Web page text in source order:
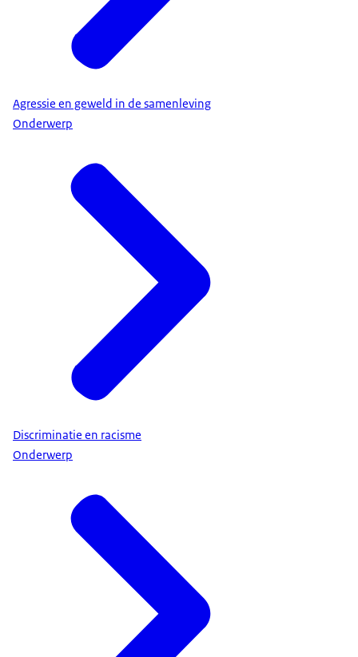
Agressie en geweld in de samenleving
Onderwerp
Discriminatie en racisme
Onderwerp